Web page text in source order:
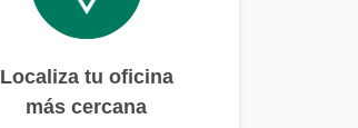
Localiza tu oficina
más cercana